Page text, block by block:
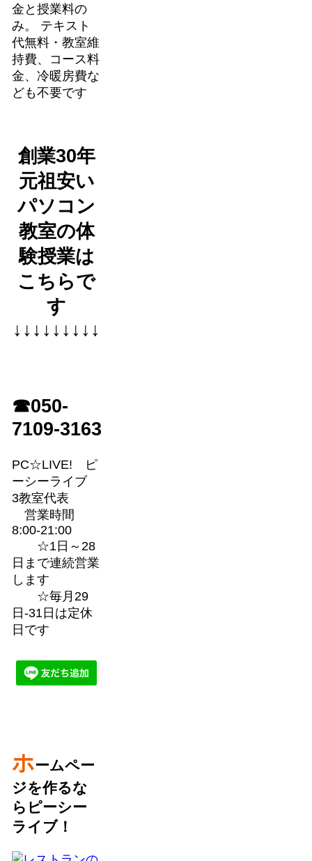
金と授業料の
み。 テキスト
代無料・教室維
持費、コース料
金、冷暖房費な
ども不要です
創業30年
元祖安い
パソコン
教室の体
験授業は
こちらで
す
↓↓↓↓↓↓↓↓↓
☎050-
7109-3163
PC☆LIVE! ピ
ーシーライブ
3教室代表
営業時間
8:00-21:00
☆1日～28
日まで連続営業
します
☆毎月29
日-31日は定休
日です
ホームペー
ジを作るな
らピーシー
ライブ！